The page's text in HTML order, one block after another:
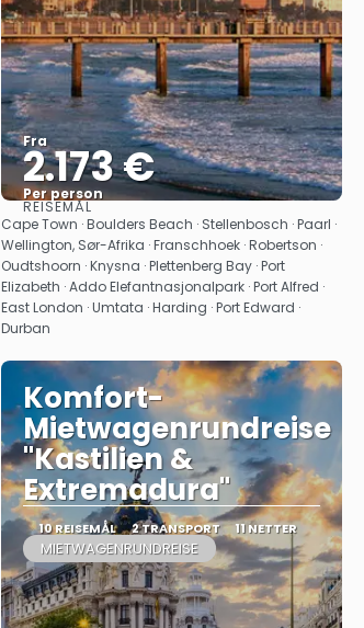
Fra
2.173 €
Per person
Se
REISEMÅL
Cape Town · Boulders Beach · Stellenbosch · Paarl ·
Wellington, Sør-Afrika · Franschhoek · Robertson ·
Oudtshoorn · Knysna · Plettenberg Bay · Port
Elizabeth · Addo Elefantnasjonalpark · Port Alfred ·
East London · Umtata · Harding · Port Edward ·
Durban
Komfort-
Mietwagenrundreise
"Kastilien &
Extremadura"
10 REISEMÅL 2 TRANSPORT 11 NETTER
MIETWAGENRUNDREISE